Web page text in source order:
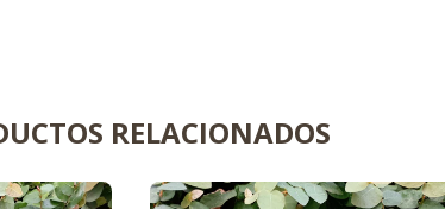
RELACIONADOS